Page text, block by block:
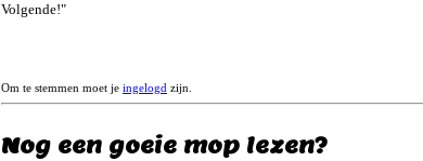
Volgende!"
Om te stemmen moet je ingelogd zijn.
Nog een goeie mop lezen?